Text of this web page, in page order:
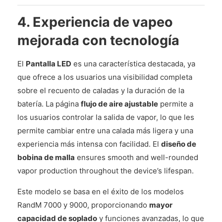
4. Experiencia de vapeo
mejorada con tecnología
El Pantalla LED es una característica destacada, ya
que ofrece a los usuarios una visibilidad completa
sobre el recuento de caladas y la duración de la
batería. La página flujo de aire ajustable permite a
los usuarios controlar la salida de vapor, lo que les
permite cambiar entre una calada más ligera y una
experiencia más intensa con facilidad. El diseño de
bobina de malla ensures smooth and well-rounded
vapor production throughout the device’s lifespan.
Este modelo se basa en el éxito de los modelos
RandM 7000 y 9000, proporcionando mayor
capacidad de soplado y funciones avanzadas, lo que